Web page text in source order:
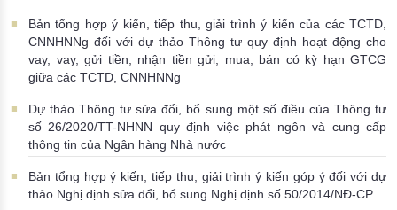
Bản tổng hợp ý kiến, tiếp thu, giải trình ý kiến của các TCTD,
CNNHNNg đối với dự thảo Thông tư quy định hoạt động cho
vay, vay, gửi tiền, nhận tiền gửi, mua, bán có kỳ hạn GTCG
giữa các TCTD, CNNHNNg
Dự thảo Thông tư sửa đổi, bổ sung một số điều của Thông tư
số 26/2020/TT-NHNN quy định việc phát ngôn và cung cấp
thông tin của Ngân hàng Nhà nước
Bản tổng hợp ý kiến, tiếp thu, giải trình ý kiến góp ý đối với dự
thảo Nghị định sửa đổi, bổ sung Nghị định số 50/2014/NĐ-CP